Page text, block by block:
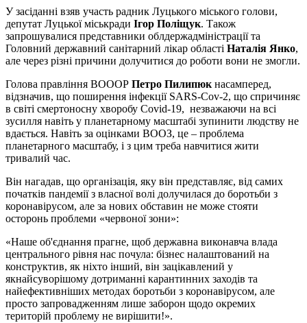
У засіданні взяв участь радник Луцького міського голови,
депутат Луцької міськради Ігор Поліщук. Також
запрошувалися представники облдержадміністрації та
Головний державний санітарний лікар області Наталія Янко,
але через різні причини долучитися до роботи вони не змогли.
Голова правління ВОООР Петро Пилипюк насамперед,
відзначив, що поширення інфекції SARS-Cov-2, що спричиняє
в світі смертоносну хворобу Covid-19, незважаючи на всі
зусилля навіть у планетарному масштабі зупинити людству не
вдається. Навіть за оцінками ВООЗ, це – проблема
планетарного масштабу, і з цим треба навчитися жити
тривалий час.
Він нагадав, що організація, яку він представляє, від самих
початків пандемії з власної волі долучилася до боротьби з
коронавірусом, але за нових обставин не може стояти
осторонь проблеми «червоної зони»:
«Наше об'єднання прагне, щоб державна виконавча влада
центрального рівня нас почула: бізнес налаштований на
конструктив, як ніхто інший, він зацікавлений у
якнайсуворішому дотриманні карантинних заходів та
найефективніших методах боротьби з коронавірусом, але
просто запровадженням лише заборон щодо окремих
територій проблему не вирішити!».